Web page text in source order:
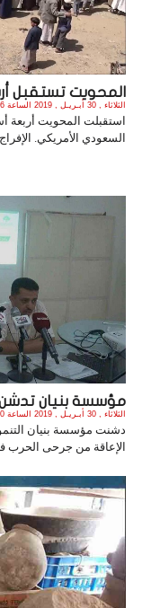
المحويت تستقبل
الثلاثاء , 30 أبـريـل , 2019 الساعة 7:28:56 PM
استقبلت المحويت
السعودي الأمريكي.
مؤسسة بنيان تدشن
الثلاثاء , 30 أبـريـل , 2019 الساعة 7:22:10 PM
الإعاقة من جرحى الحرب